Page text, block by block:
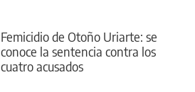
Femicidio de Otoño Uriarte: se
conoce la sentencia contra los
cuatro acusados